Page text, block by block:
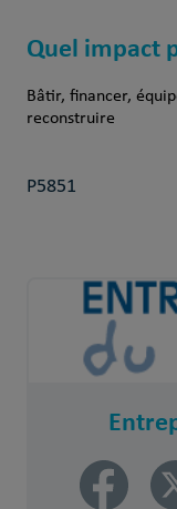
Quel impact
Bâtir, financer,
reconstruire
P5851